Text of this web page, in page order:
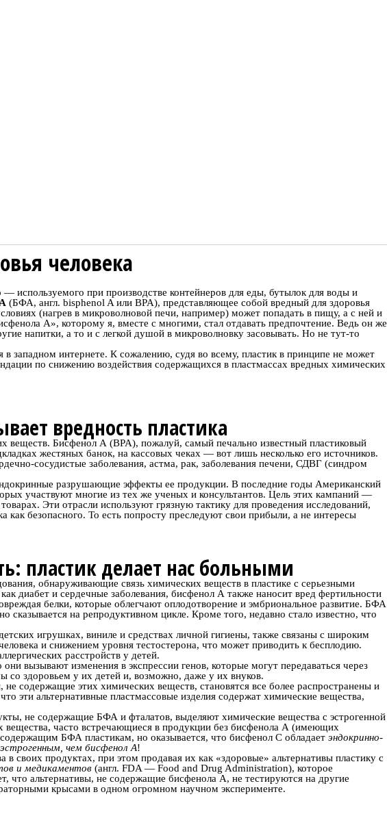
человека
используемого при производстве контейнеров для еды, бутылок для воды и
(БФА, англ. bisphenol A или BPA), представляющее собой вредный для здоровья
(нагрев в микроволновой печи, например) может попадать в пищу, а с ней и
А», которому я, вместе с многими, стал отдавать предпочтение. Ведь он же
напитки, а то и с легкой душой в микроволновку засовывать. Но не тут-то
западном интернете. К сожалению, судя во всему, пластик в принципе не может
по снижению воздействия содержащихся в пластмассах вредных химических
вредность пластика
веществ. Бисфенол А (BPA), пожалуй, самый печально известный пластиковый
жестяных банок, на кассовых чеках — вот лишь несколько его источников.
сосудистые заболевания, астма, рак, заболевания печени, СДВГ (синдром
разрушающие эффекты ее продукции. В последние годы Американский
участвуют многие из тех же ученых и консультантов. Цель этих кампаний —
Эти отрасли используют грязную тактику для проведения исследований,
безопасного. То есть попросту преследуют свои прибыли, а не интересы
пластик делает нас больными
обнаруживающие связь химических веществ в пластике с серьезными
диабет и сердечные заболевания, бисфенол А также наносит вред фертильности
белки, которые облегчают оплодотворение и эмбриональное развитие. БФА
сказывается на репродуктивном цикле. Кроме того, недавно стало известно, что
игрушках, виниле и средствах личной гигиены, также связаны с широким
и снижением уровня тестостерона, что может приводить к бесплодию.
расстройств у детей.
вызывают изменения в экспрессии генов, которые могут передаваться через
со здоровьем у их детей и, возможно, даже у их внуков.
содержащие этих химических веществ, становятся все более распространены и
эти альтернативные пластмассовые изделия содержат химические вещества,
не содержащие БФА и фталатов, выделяют химические вещества с эстрогенной
часто встречающиеся в продукции без бисфенола А (имеющих
БФА пластикам, но оказывается, что бисфенол С обладает эндокринно-
чем бисфенол А!
своих продуктах, при этом продавая их как «здоровые» альтернативы пластику с
и медикаментов (англ. FDA — Food and Drug Administration), которое
что альтернативы, не содержащие бисфенола А, не тестируются на другие
крысами в одном огромном научном эксперименте.